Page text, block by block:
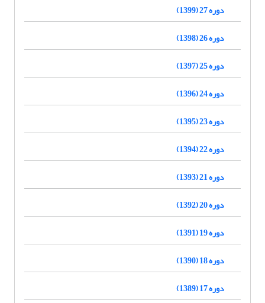
دوره 27 (1399)
دوره 26 (1398)
دوره 25 (1397)
دوره 24 (1396)
دوره 23 (1395)
دوره 22 (1394)
دوره 21 (1393)
دوره 20 (1392)
دوره 19 (1391)
دوره 18 (1390)
دوره 17 (1389)